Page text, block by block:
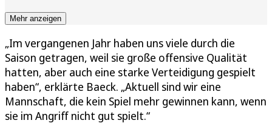
Mehr anzeigen
„Im vergangenen Jahr haben uns viele durch die
Saison getragen, weil sie große offensive Qualität
hatten, aber auch eine starke Verteidigung gespielt
haben“, erklärte Baeck. „Aktuell sind wir eine
Mannschaft, die kein Spiel mehr gewinnen kann, wenn
sie im Angriff nicht gut spielt.“